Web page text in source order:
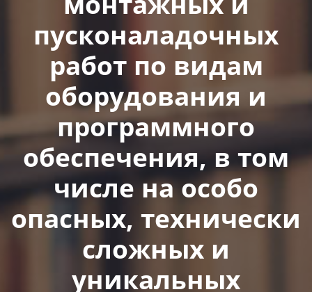
пусконаладочных
работ по видам
оборудования и
программного
обеспечения, в том
числе на особо
опасных, технически
сложных и
уникальных